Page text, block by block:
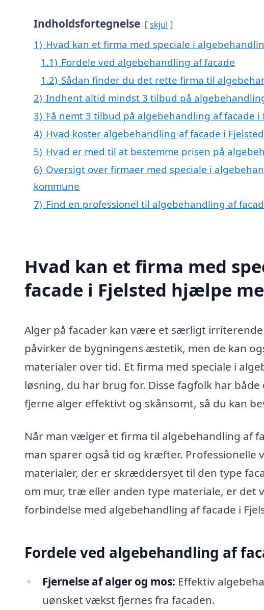
Indholdsfortegnelse skjul
1) Hvad kan et firma med speciale i
1.1) Fordele ved algebehandling af facade
1.2) Sådan finder du det rette firma til
2) Indhent altid mindst 3 tilbud på
3) Få nemt 3 tilbud på algebehandling af facade
4) Hvad koster algebehandling af facade i
5) Hvad er med til at bestemme prisen på
6) Oversigt over firmaer med speciale i
kommune
7) Find en professionel til algebehandling af
Hvad kan et firma med
facade i Fjelsted hjælpe
Alger på facader kan være et særligt
påvirker de bygningens æstetik, men de kan
materialer over tid. Et firma med speciale i
løsning, du har brug for. Disse fagfolk har
fjerne alger effektivt og skånsomt, så du kan
Når man vælger et firma til algebehandling af
man sparer også tid og kræfter. Professionelle
materialer, der er skræddersyet til den type
om mur, træ eller anden type materiale, er det
forbindelse med algebehandling af facade i
Fordele ved algebehandling af
Fjernelse af alger og mos: Effektiv
uønsket vækst fjernes fra facaden.